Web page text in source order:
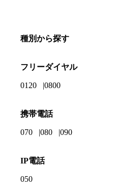
種別から探す
フリーダイヤル
0120 0800
携帯電話
070 080 090
IP電話
050